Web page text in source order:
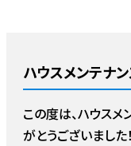
ハウスメンテナン
この度は、ハウス
がとうございました！